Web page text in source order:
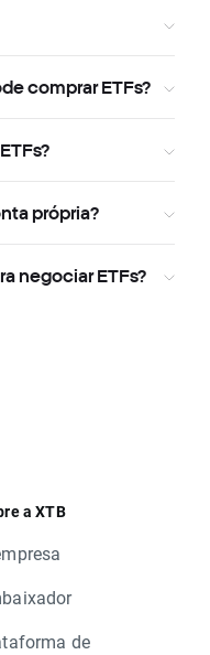
comprar ETFs?
própria?
negociar ETFs?
a XTB
de